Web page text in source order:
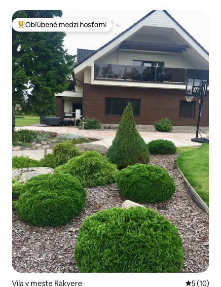
Najobľúbenejšie medzi hosťami
Obľúbené medzi hosťami
Vila v meste Rakvere 5 (10)